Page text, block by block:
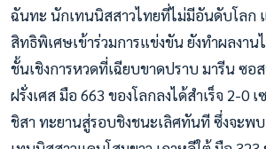
ฉันทะ นักเทนนิสสาวไทยที่ไม่มีอันดับโลก
สิทธิพิเศษเข้าร่วมการแข่งขัน ยังทำผลงาน
ชั้นเชิงการหวดที่เฉียบขาดปราบ มารีน ซ
ฝรั่งเศส มือ 663 ของโลกลงได้สำเร็จ 2-0
ชิสา ทะยานสู่รอบชิงชนะเลิศทันที ซึ่งจะพ